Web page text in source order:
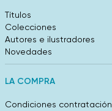
Títulos
Colecciones
Autores e ilustradores
Novedades
LA COMPRA
Condiciones contratación